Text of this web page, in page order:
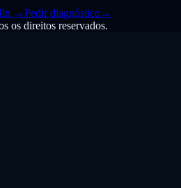
→Pedir diagnóstico→
os direitos reservados.